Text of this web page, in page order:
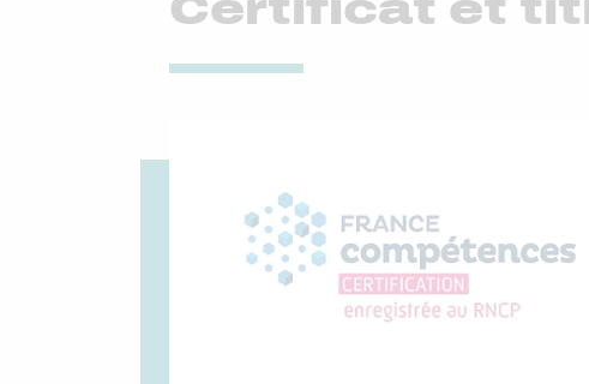
Certificat et